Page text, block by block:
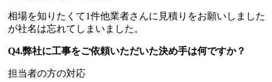
相場を知りたくて1件他業者さんに見積りをお願いしました
が社名は忘れてしまいました。
Q4.弊社に工事をご依頼いただいた決め手は何ですか？
担当者の方の対応